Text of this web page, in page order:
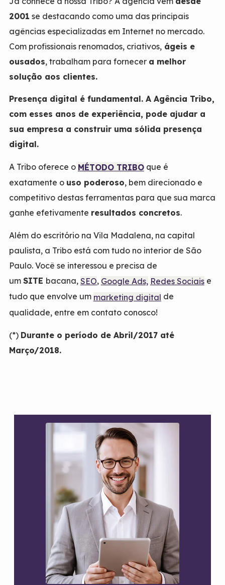
2001 se destacando como uma das principais
agências especializadas em Internet no mercado.
Com profissionais renomados, criativos, ágeis e
ousados, trabalham para fornecer a melhor
solução aos clientes.
Presença digital é fundamental. A Agência Tribo,
com esses anos de experiência, pode ajudar a
sua empresa a construir uma sólida presença
digital.
A Tribo oferece o MÉTODO TRIBOque é
exatamente o uso poderoso, bem direcionado e
competitivo destas ferramentas para que sua marca
ganhe efetivamente resultados concretos.
Além do escritório na Vila Madalena, na capital
paulista, a Tribo está com tudo no interior de São
Paulo. Você se interessou e precisa de
um SITE bacana, SEO, Google Ads, Redes Sociaise
tudo que envolve um marketing digital de
qualidade, entre em contato conosco!
(*) Durante o período de Abril/2017 até
Março/2018.